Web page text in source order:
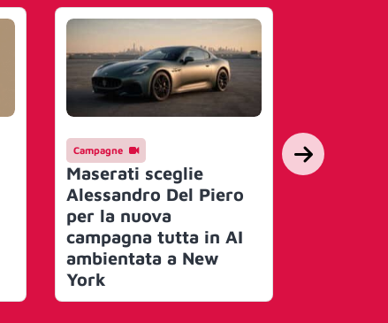
Campagne
Maserati sceglie
Alessandro Del Piero
per la nuova
campagna tutta in AI
ambientata a New
York
Campagne